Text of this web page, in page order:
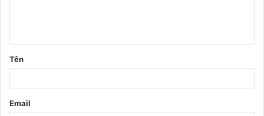
ậ
n
Tên
Email